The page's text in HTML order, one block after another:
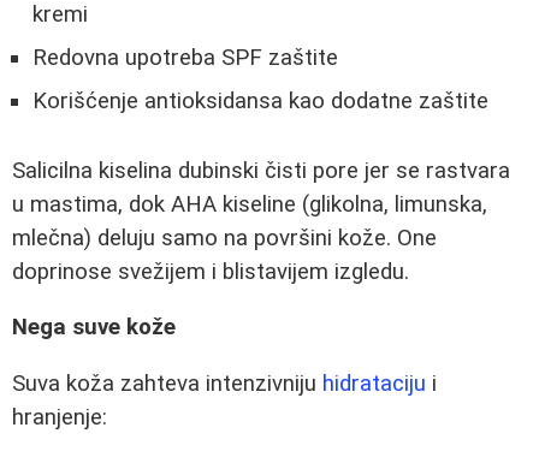
kremi
Redovna upotreba SPF zaštite
Korišćenje antioksidansa kao dodatne zaštite
Salicilna kiselina dubinski čisti pore jer se rastvara
u mastima, dok AHA kiseline (glikolna, limunska,
mlečna) deluju samo na površini kože. One
doprinose svežijem i blistavijem izgledu.
Nega suve kože
Suva koža zahteva intenzivniju hidrataciju i
hranjenje: